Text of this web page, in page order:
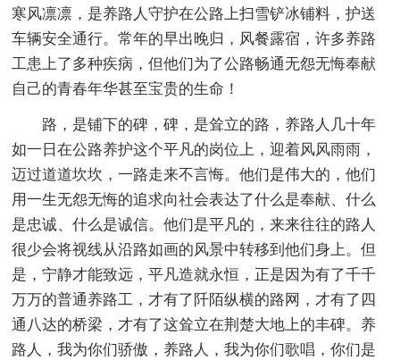
寒风凛凛，是养路人守护在公路上扫雪铲冰铺料，护送
车辆安全通行。常年的早出晚归，风餐露宿，许多养路
工患上了多种疾病，但他们为了公路畅通无怨无悔奉献
自己的青春年华甚至宝贵的生命！
路，是铺下的碑，碑，是耸立的路，养路人几十年
如一日在公路养护这个平凡的岗位上，迎着风风雨雨，
迈过道道坎坎，一路走来不言悔。他们是伟大的，他们
用一生无怨无悔的追求向社会表达了什么是奉献、什么
是忠诚、什么是诚信。他们是平凡的，来来往往的路人
很少会将视线从沿路如画的风景中转移到他们身上。但
是，宁静才能致远，平凡造就永恒，正是因为有了千千
万万的普通养路工，才有了阡陌纵横的路网，才有了四
通八达的桥梁，才有了这耸立在荆楚大地上的丰碑。养
路人，我为你们骄傲，养路人，我为你们歌唱，你们是